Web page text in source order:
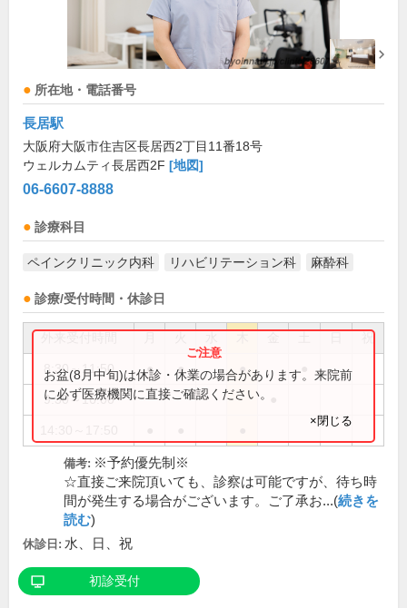
所在地・電話番号
長居駅
大阪府大阪市住吉区長居西2丁目11番18号
ウェルカムティ長居西2F [地図]
06-6607-8888
診療科目
ペインクリニック内科 リハビリテーション科 麻酔科
診療/受付時間・休診日
祝
8:30～11:50 ● ● ●
9:30～16:00
お盆(8月中旬)は休診・休業の場合があります。来院前
に必ず医療機関に直接ご確認ください。
×閉じる
備考: ※予約優先制※
☆直接ご来院頂いても、診察は可能ですが、待ち時
間が発生する場合がございます。ご了承お...(続きを
読む)
休診日: 水、日、祝
初診受付